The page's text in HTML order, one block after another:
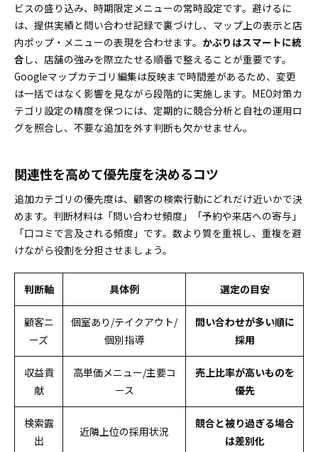
ビスの盛り込み、時期限定メニューの常時設定です。避けるに
は、提供実績と問い合わせ記録で裏づけし、マップ上の表示と店
内ポップ・メニューの表現を合わせます。 かぶりはスマートに統
合 し、店舗の強みを際立たせる順番で整えることが重要です。
Googleマップカテゴリ編集は反映まで時間差があるため、変更
は一括ではなく影響を見ながら段階的に実施します。MEO対策カ
テゴリ設定の精度を保つには、定期的に競合分析と自社の運用ロ
グを照合し、不要な追加を外す判断も欠かせません。
関連性を高めて優先度を決めるコツ
追加カテゴリの優先度は、顧客の検索行動にどれだけ近いかで決
めます。判断材料は「問い合わせ頻度」「予約や来店への寄与」
「口コミで言及される頻度」です。数より質を重視し、重複を避
けながら役割を分担させましょう。
判断軸 具体例 選定の目安
顧客ニ
ーズ
個室あり/テイクアウト/
個別指導
問い合わせが多い順に
採用
収益貢
献
高単価メニュー/主要コ
ース
売上比率が高いものを
優先
検索露
出
近隣上位の採用状況
競合と被り過ぎる場合
は差別化